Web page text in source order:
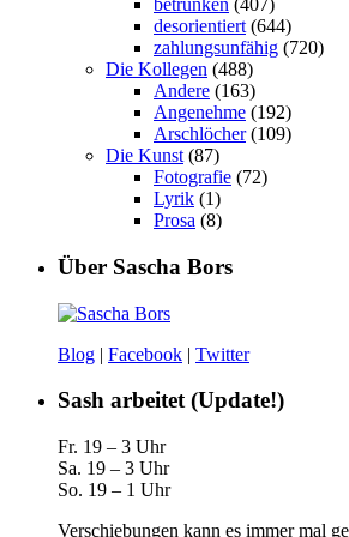
betrunken (407)
desorientiert (644)
zahlungsunfähig (720)
Die Kollegen (488)
Andere (163)
Angenehme (192)
Arschlöcher(109)
Die Kunst (87)
Fotografie (72)
Lyrik (1)
Prosa (8)
Über Sascha Bors
Blog | Facebook | Twitter
Sash arbeitet (Update!)
Fr. 19 – 3 Uhr
Sa. 19 – 3 Uhr
So. 19 – 1 Uhr
Verschiebungen kann es immer mal